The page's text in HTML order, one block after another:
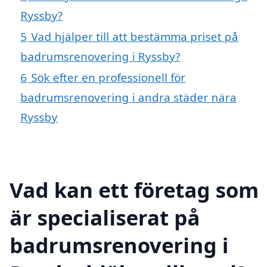
Ryssby?
5 Vad hjälper till att bestämma priset på
badrumsrenovering i Ryssby?
6 Sök efter en professionell för
badrumsrenovering i andra städer nära
Ryssby
Vad kan ett företag som
är specialiserat på
badrumsrenovering i